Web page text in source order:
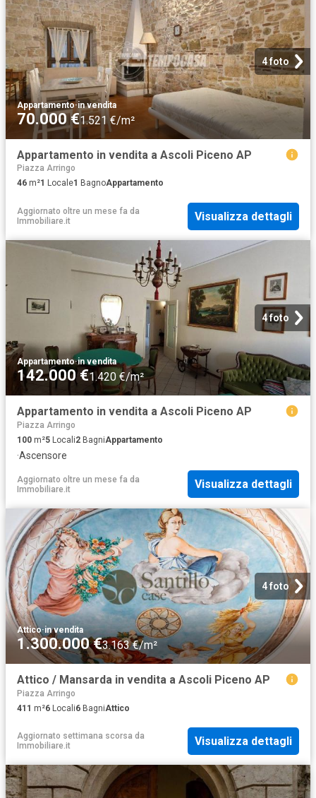
4 foto
Appartamento·in vendita
70.000 €1.521 €/m²
Appartamento in vendita a Ascoli Piceno AP
Piazza Arringo
46 m²1 Locale1 BagnoAppartamento
Aggiornato oltre un mese fa da
Immobiliare.it
Visualizza dettagli
4 foto
Appartamento·in vendita
142.000 €1.420 €/m²
Appartamento in vendita a Ascoli Piceno AP
Piazza Arringo
100 m²5 Locali2 BagniAppartamento
·Ascensore
Aggiornato oltre un mese fa da
Immobiliare.it
Visualizza dettagli
4 foto
Attico·in vendita
1.300.000 €3.163 €/m²
Attico / Mansarda in vendita a Ascoli Piceno AP
Piazza Arringo
411 m²6 Locali6 BagniAttico
Aggiornato settimana scorsa da
Immobiliare.it
Visualizza dettagli